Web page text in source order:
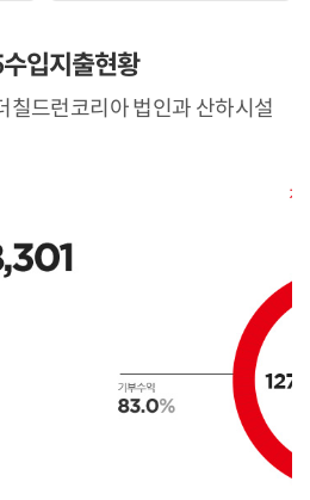
입지출현황
칠드런코리아 법인과 산하시설